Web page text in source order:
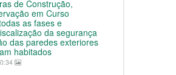
de Construção,
em Curso
as fases e
da segurança
das paredes exteriores
habitados